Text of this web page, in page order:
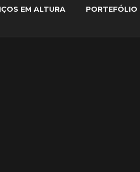
EM ALTURA PORTEFÓLIO